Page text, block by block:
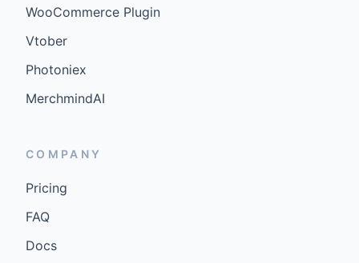
WooCommerce Plugin
Vtober
Photoniex
MerchmindAI
COMPANY
Pricing
FAQ
Docs